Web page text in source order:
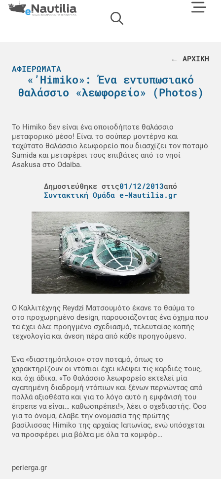
← ΑΡΧΙΚΗ
ΑΦΙΕΡΏΜΑΤΑ
«’Himiko»: Ένα εντυπωσιακό
θαλάσσιο «λεωφορείο» (Photos)
Το Himiko δεν είναι ένα οποιοδήποτε θαλάσσιο
μεταφορικό μέσο! Είναι το σούπερ μοντέρνο και
ταχύτατο θαλάσσιο λεωφορείο που διασχίζει τον ποταμό
Sumida και μεταφέρει τους επιβάτες από το νησί
Asakusa στο Odaiba.
Δημοσιεύθηκε στις01/12/2013από
Συντακτική Ομάδα e-Nautilia.gr
Ο Καλλιτέχνης Reydzi Ματσουμότο έκανε το θαύμα το
στο προχωρημένο design, παρουσιάζοντας ένα όχημα που
τα έχει όλα: προηγμένο σχεδιασμό, τελευταίας κοπής
τεχνολογία και άνεση πέρα από κάθε προηγούμενο.
Ένα «διαστημόπλοιο» στον ποταμό, όπως το
χαρακτηρίζουν οι ντόπιοι έχει κλέψει τις καρδιές τους,
και όχι άδικα. «Το θαλάσσιο λεωφορείο εκτελεί μία
αγαπημένη διαδρομή ντόπιων και ξένων περνώντας από
πολλά αξιοθέατα και για το λόγο αυτό η εμφάνισή του
έπρεπε να είναι… καθωσπρέπει!», λέει ο σχεδιαστής. Όσο
για το όνομα, έλαβε την ονομασία της πρώτης
βασίλισσας Himiko της αρχαίας Ιαπωνίας, ενώ υπόσχεται
να προσφέρει μια βόλτα με όλα τα κομφόρ…
perierga.gr